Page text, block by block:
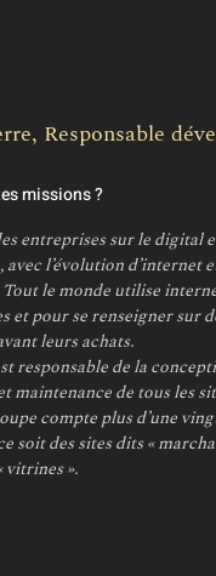
Responsable
missions ?
entreprises sur le digital
l’évolution d’internet
le monde utilise
et pour se renseigner sur
leurs achats.
responsable de la
maintenance de tous les
compte plus d’une
soit des sites dits «
vitrines ».